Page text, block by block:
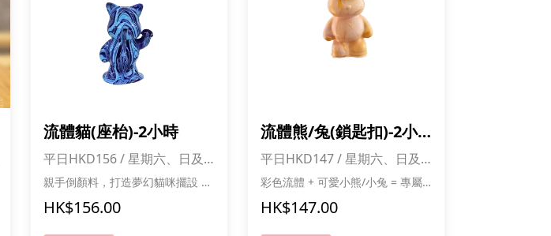
流體貓(座枱)-2小時
平日HKD156 / 星期六、日及
公眾假期HKD185
親手倒顏料，打造夢幻貓咪擺設 色
分 放係枱上，日日陪住你 *成功報
HK$156.00
流體熊/兔(鎖匙扣)-2小
時
平日HKD147 / 星期六、日及
公眾假期HK175
彩色流體 + 可愛小熊/小兔 = 專屬
親手製作，好玩又有成就感 *成功
HK$147.00